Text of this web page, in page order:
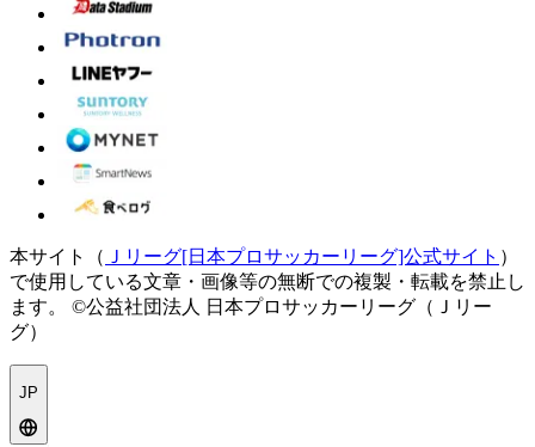
本サイト（ Ｊリーグ[日本プロサッカーリーグ]公式サイト ）
で使用している文章・画像等の無断での複製・転載を禁止し
ます。
©公益社団法人 日本プロサッカーリーグ（Ｊリー
グ）
JP